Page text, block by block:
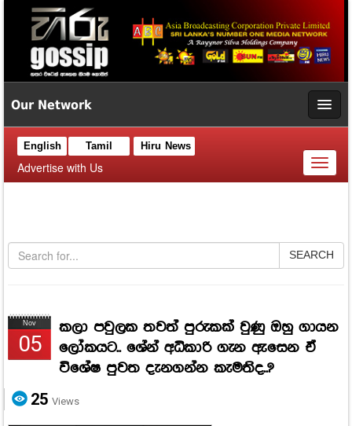
Our Network
English Tamil Hiru News
Advertise with Us
Toggle
SEARCH
Nov
05
කලා පවුලක තවත් පුරුකක් වුණු ඔහු ගායන
ලෝකයට.. ශේන් අධිකාරි ගැන ඇසෙන ඒ
විශේෂ පුවත දැනගන්න කැමතිද..?
25 Views